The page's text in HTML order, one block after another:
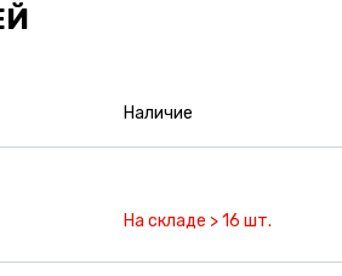
Наличие
На складе > 16 шт.